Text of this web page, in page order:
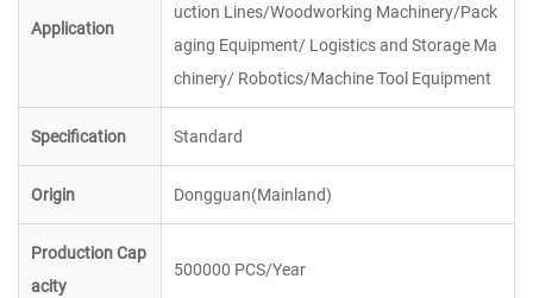
Application
uction Lines/Woodworking Machinery/Pack
aging Equipment/ Logistics and Storage Ma
chinery/ Robotics/Machine Tool Equipment
Specification Standard
Origin Dongguan(Mainland)
Production Cap
acity
500000 PCS/Year